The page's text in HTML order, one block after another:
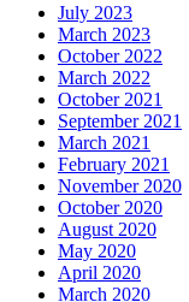
July 2023
March 2023
October 2022
March 2022
October 2021
September 2021
March 2021
February 2021
November 2020
October 2020
August 2020
May 2020
April 2020
March 2020